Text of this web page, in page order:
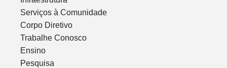
Serviços à Comunidade
Corpo Diretivo
Trabalhe Conosco
Ensino
Pesquisa